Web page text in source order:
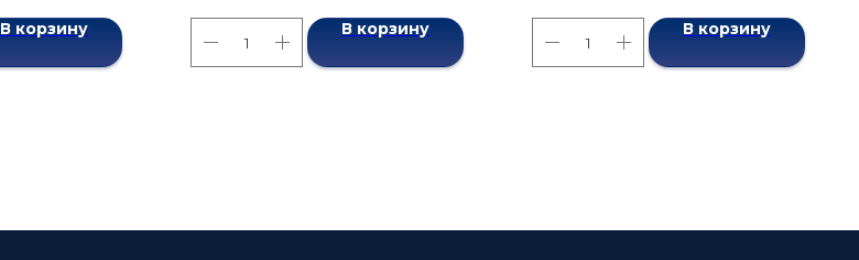
В корзину В корзину В корзину